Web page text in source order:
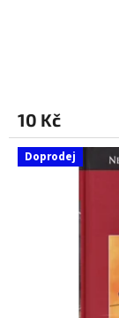
10 Kč
Doprodej